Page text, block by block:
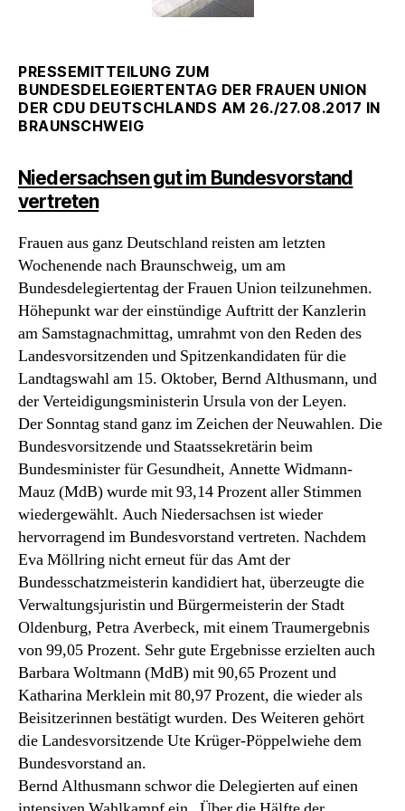
PRESSEMITTEILUNG ZUM
BUNDESDELEGIERTENTAG DER FRAUEN UNION
DER CDU DEUTSCHLANDS AM 26./27.08.2017 IN
BRAUNSCHWEIG
Niedersachsen gut im Bundesvorstand
vertreten
Frauen aus ganz Deutschland reisten am letzten
Wochenende nach Braunschweig, um am
Bundesdelegiertentag der Frauen Union teilzunehmen.
Höhepunkt war der einstündige Auftritt der Kanzlerin
am Samstagnachmittag, umrahmt von den Reden des
Landesvorsitzenden und Spitzenkandidaten für die
Landtagswahl am 15. Oktober, Bernd Althusmann, und
der Verteidigungsministerin Ursula von der Leyen.
Der Sonntag stand ganz im Zeichen der Neuwahlen. Die
Bundesvorsitzende und Staatssekretärin beim
Bundesminister für Gesundheit, Annette Widmann-
Mauz (MdB) wurde mit 93,14 Prozent aller Stimmen
wiedergewählt. Auch Niedersachsen ist wieder
hervorragend im Bundesvorstand vertreten. Nachdem
Eva Möllring nicht erneut für das Amt der
Bundesschatzmeisterin kandidiert hat, überzeugte die
Verwaltungsjuristin und Bürgermeisterin der Stadt
Oldenburg, Petra Averbeck, mit einem Traumergebnis
von 99,05 Prozent. Sehr gute Ergebnisse erzielten auch
Barbara Woltmann (MdB) mit 90,65 Prozent und
Katharina Merklein mit 80,97 Prozent, die wieder als
Beisitzerinnen bestätigt wurden. Des Weiteren gehört
die Landesvorsitzende Ute Krüger-Pöppelwiehe dem
Bundesvorstand an.
Bernd Althusmann schwor die Delegierten auf einen